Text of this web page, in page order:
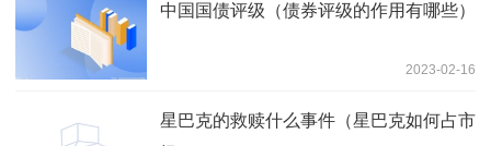
中国国债评级（债券评级的作用有哪些）
2023-02-16
星巴克的救赎什么事件（星巴克如何占市